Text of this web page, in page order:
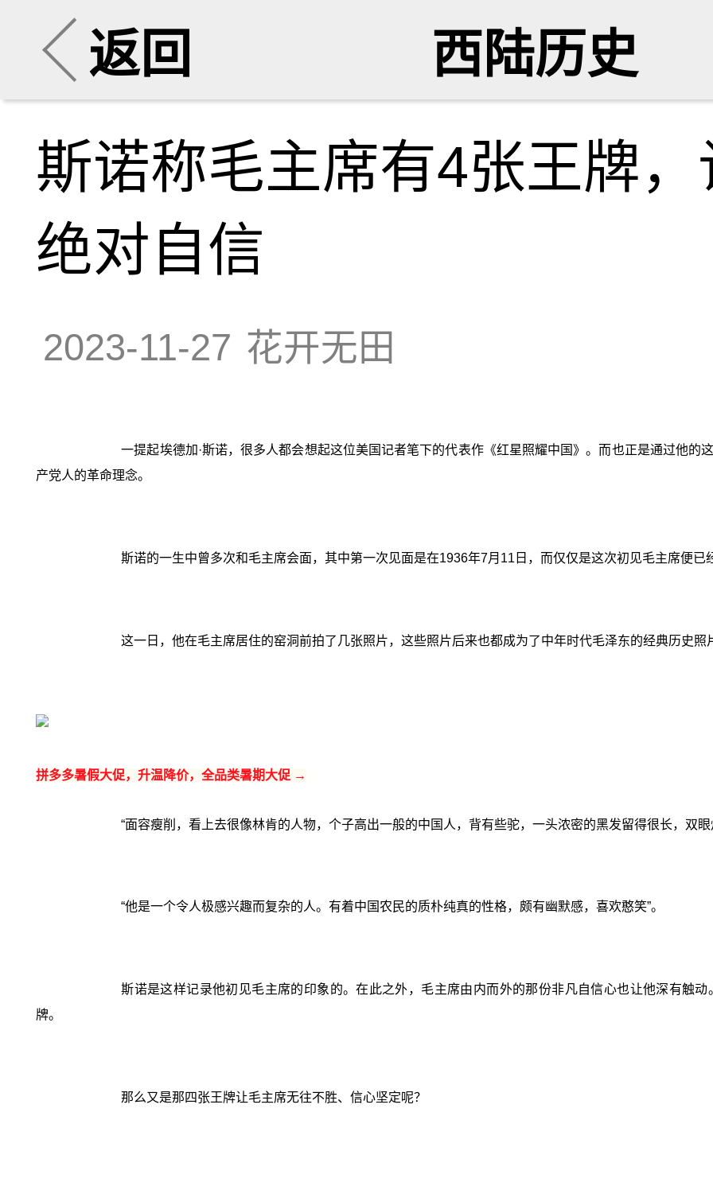
返回 西陆历史
斯诺称毛主席有4张王牌
绝对自信
2023-11-27 花开无田
一提起埃德加·斯诺，很多人都会想起这位美国记者笔下的代表作《红星照耀中国》。而也正是通过他的
产党人的革命理念。
斯诺的一生中曾多次和毛主席会面，其中第一次见面是在1936年7月11日，而仅仅是这次初见毛主席便已
这一日，他在毛主席居住的窑洞前拍了几张照片，这些照片后来也都成为了中年时代毛泽东的经典历史照
拼多多暑假大促，升温降价，全品类暑期大促 →
“面容瘦削，看上去很像林肯的人物，个子高出一般的中国人，背有些驼，一头浓密的黑发留得很长，双
“他是一个令人极感兴趣而复杂的人。有着中国农民的质朴纯真的性格，颇有幽默感，喜欢憨笑”。
斯诺是这样记录他初见毛主席的印象的。在此之外，毛主席由内而外的那份非凡自信心也让他深有触
牌。
那么又是那四张王牌让毛主席无往不胜、信心坚定呢？